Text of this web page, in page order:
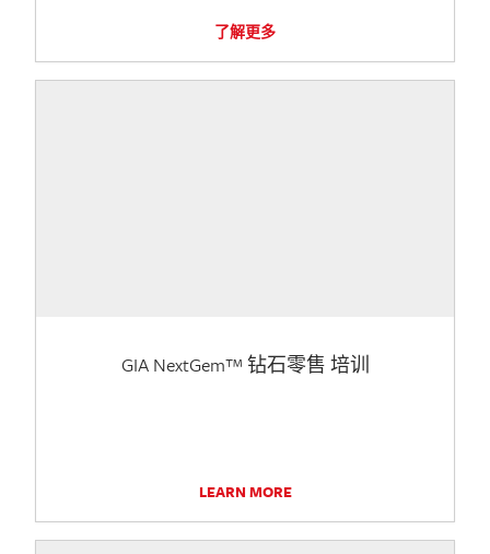
了解更多
GIA NextGem™ 钻石零售 培训
LEARN MORE